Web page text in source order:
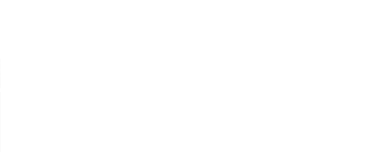
providers/Microsoft.ApiManagement/service/<service-name>?api-